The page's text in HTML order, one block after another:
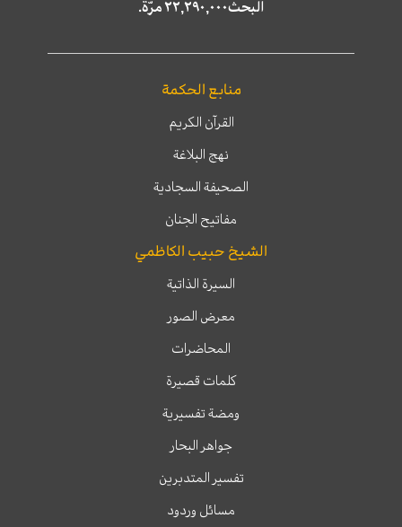
البحث٢٢,٢٩٠,٠٠٠ مرّة.
منابع الحكمة
القرآن الكريم
نهج البلاغة
الصحيفة السجادية
مفاتيح الجنان
الشيخ حبيب الكاظمي
السيرة الذاتية
معرض الصور
المحاضرات
كلمات قصيرة
ومضة تفسيرية
جواهر البحار
تفسير المتدبرين
مسائل وردود